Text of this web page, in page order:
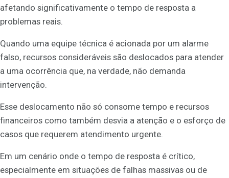
afetando significativamente o tempo de resposta a
problemas reais.
Quando uma equipe técnica é acionada por um alarme
falso, recursos consideráveis são deslocados para atender
a uma ocorrência que, na verdade, não demanda
intervenção.
Esse deslocamento não só consome tempo e recursos
financeiros como também desvia a atenção e o esforço de
casos que requerem atendimento urgente.
Em um cenário onde o tempo de resposta é crítico,
especialmente em situações de falhas massivas ou de